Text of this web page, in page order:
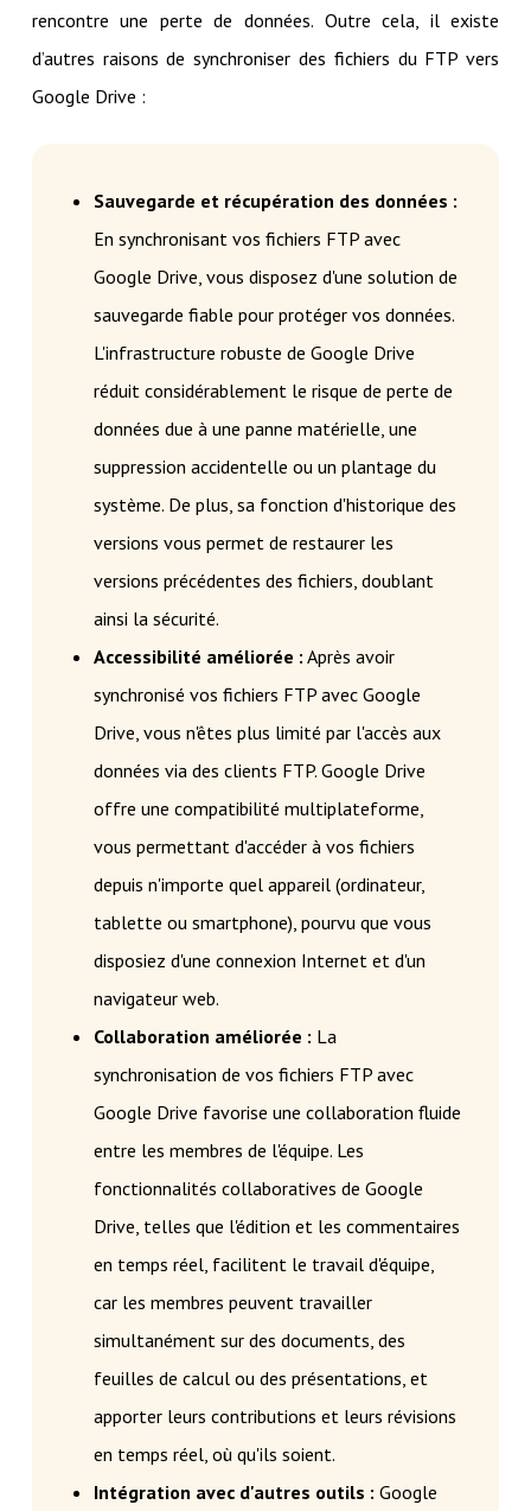
rencontre une perte de données. Outre cela, il existe
d’autres raisons de synchroniser des fichiers du FTP vers
Google Drive :
Sauvegarde et récupération des données :
En synchronisant vos fichiers FTP avec
Google Drive, vous disposez d'une solution de
sauvegarde fiable pour protéger vos données.
L'infrastructure robuste de Google Drive
réduit considérablement le risque de perte de
données due à une panne matérielle, une
suppression accidentelle ou un plantage du
système. De plus, sa fonction d'historique des
versions vous permet de restaurer les
versions précédentes des fichiers, doublant
ainsi la sécurité.
Accessibilité améliorée : Après avoir
synchronisé vos fichiers FTP avec Google
Drive, vous n'êtes plus limité par l'accès aux
données via des clients FTP. Google Drive
offre une compatibilité multiplateforme,
vous permettant d'accéder à vos fichiers
depuis n'importe quel appareil (ordinateur,
tablette ou smartphone), pourvu que vous
disposiez d'une connexion Internet et d'un
navigateur web.
Collaboration améliorée : La
synchronisation de vos fichiers FTP avec
Google Drive favorise une collaboration fluide
entre les membres de l'équipe. Les
fonctionnalités collaboratives de Google
Drive, telles que l'édition et les commentaires
en temps réel, facilitent le travail d'équipe,
car les membres peuvent travailler
simultanément sur des documents, des
feuilles de calcul ou des présentations, et
apporter leurs contributions et leurs révisions
en temps réel, où qu'ils soient.
Intégration avec d'autres outils : Google